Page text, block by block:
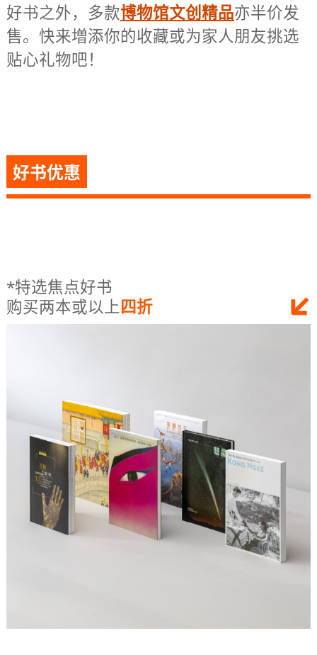
好书之外，多款博物馆文创精品亦半价发
售。快来増添你的收藏或为家人朋友挑选
贴心礼物吧！
好书优惠
*特选焦点好书
购买两本或以上四折